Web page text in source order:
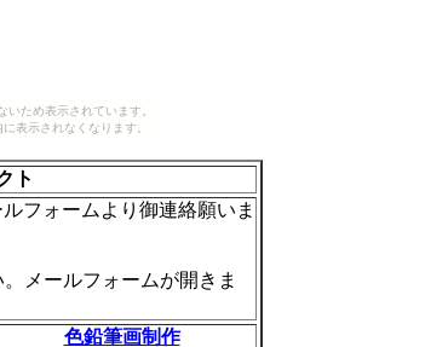
いため表示されています。
表示されなくなります。
ト
フォームより御連絡願いま
メールフォームが開きま
色鉛筆画制作